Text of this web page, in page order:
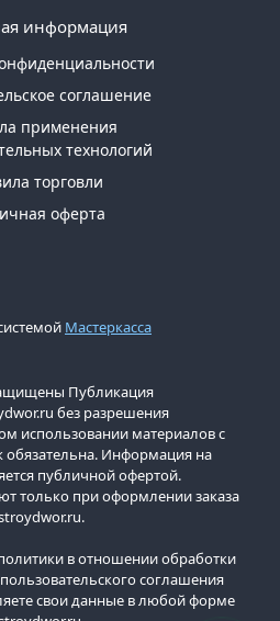
информация
соглашение
применения
технологий
торговли
оферта
Мастеркасса
Публикация
без разрешения
использовании материалов с
обязательна. Информация на
публичной офертой.
только при оформлении заказа
в отношении обработки
соглашения
свои данные в любой форме